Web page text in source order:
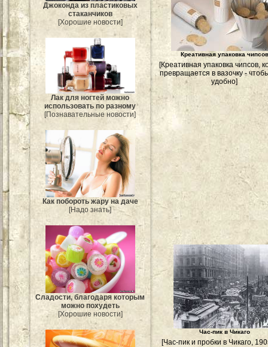
Джоконда из пластиковых
стаканчиков
[Хорошие новости]
Лак для ногтей можно
использовать по разному
[Познавательные новости]
Как побороть жару на даче
[Надо знать]
Сладости, благодаря которым
можно похудеть
[Хорошие новости]
Креативная упаковка чипсов
[Креативная упаковка чипсов,
превращается в вазочку -
удобно]
Час-пик в Чикаго
[Час-пик и пробки в Чикаго,